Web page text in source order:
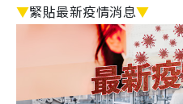
▼緊貼最新疫情消息▼